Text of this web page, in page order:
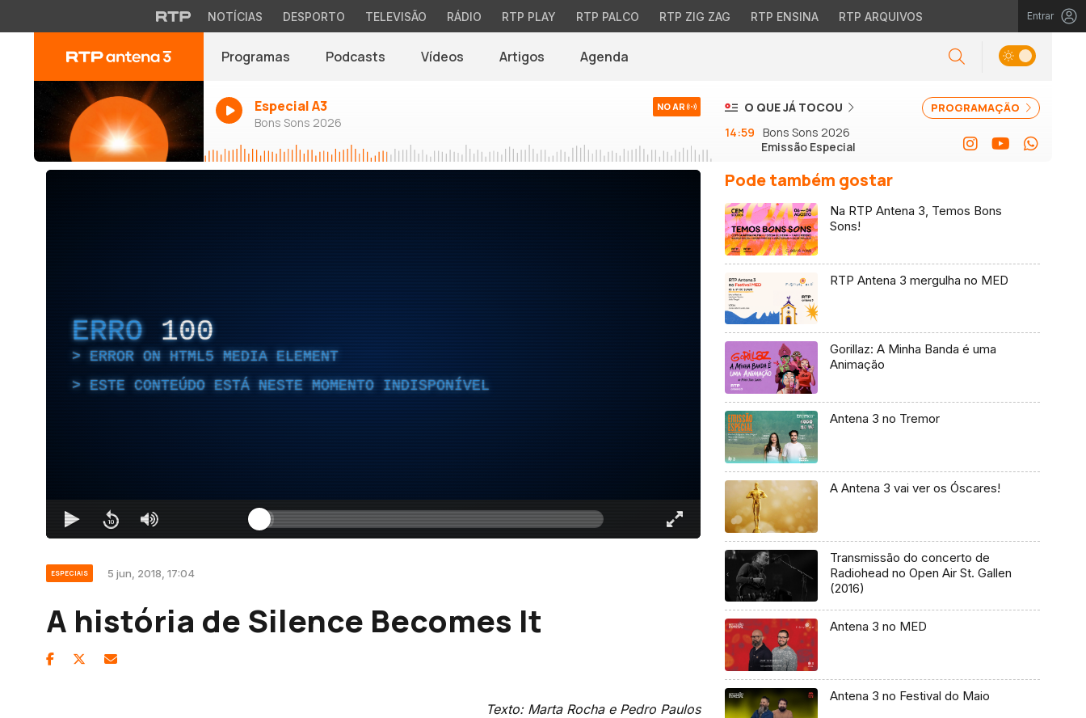
NOTÍCIAS DESPORTO TELEVISÃO RÁDIO RTP PLAY RTP PALCO RTP ZIG ZAG RTP ENSINA RTP ARQUIVOS Entrar
Programas Podcasts Vídeos Artigos Agenda
Especial A3
Bons Sons 2026
NO AR PROGRAMAÇÃO
O QUE JÁ TOCOU
14:59 Bons Sons 2026
Emissão Especial
ERRO 100
ERROR ON HTML5 MEDIA ELEMENT
ESTE CONTEÚDO ESTÁ NESTE MOMENTO INDISPONÍVEL
ESPECIAIS 5 jun, 2018, 17:04
A história de Silence Becomes It
Texto: Marta Rocha e Pedro Paulos
Pode também gostar
Na RTP Antena 3, Temos Bons
Sons!
RTP Antena 3 mergulha no MED
Gorillaz: A Minha Banda é uma
Animação
Antena 3 no Tremor
A Antena 3 vai ver os Óscares!
Transmissão do concerto de
Radiohead no Open Air St. Gallen
(2016)
Antena 3 no MED
Antena 3 no Festival do Maio